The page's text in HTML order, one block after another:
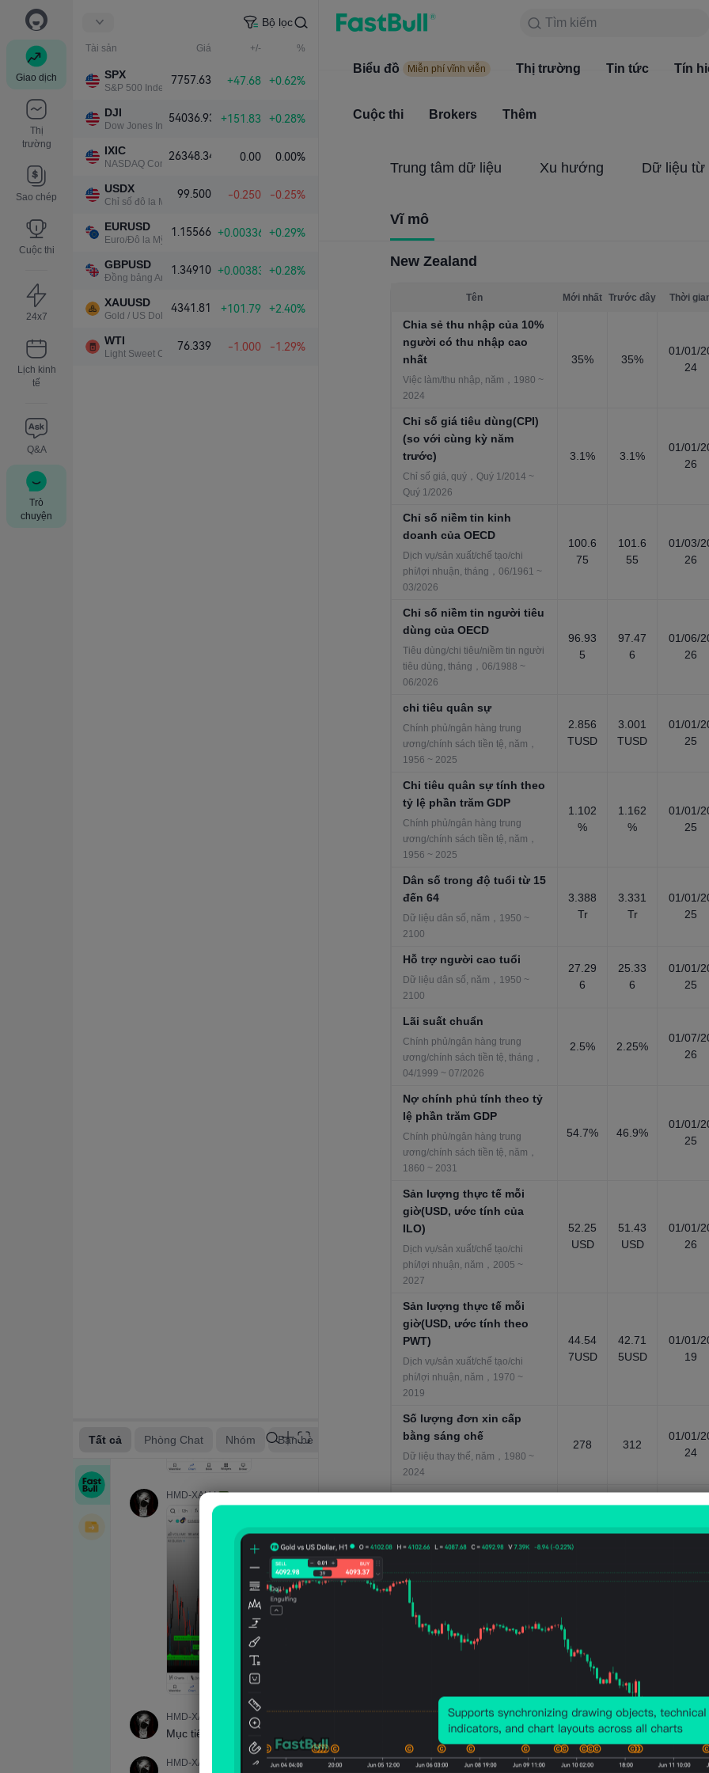
Giao dịch
Thị
trường
Sao chép
Cuộc thi
24x7
Lịch kinh
tế
Q&A
Trò
chuyện
Bộ lọc
Tài sản Giá +/- %
SPX
S&P 500 Index
7757.63 +47.68 +0.62%
DJI
Dow Jones Industrial Average
54036.93 +151.83 +0.28%
IXIC
NASDAQ Composite Index
26348.34 0.00 0.00%
USDX
Chỉ số đô la Mỹ
99.500 -0.250 -0.25%
EURUSD
Euro/Đô la Mỹ
1.15566 +0.00336 +0.29%
GBPUSD
Đồng bảng Anh/Đô la Mỹ
1.34910 +0.00383 +0.28%
XAUUSD
Gold / US Dollar
4341.81 +101.79 +2.40%
WTI
Light Sweet Crude Oil
76.339 -1.000 -1.29%
Tìm kiếm
Biểu đồ Miễn phí vĩnh viễn Thị trường
Tìm kiếm
Sản phẩm
Biểu đồ Miễn phí vĩnh viễn Thị trường Tin tức Tín
Cuộc thi Brokers Thêm
Trung tâm dữ liệu Xu hướng Dữ liệu từ
Vĩ mô
New Zealand
Tên Mới nhất Trước đây Thời
Chia sẻ thu nhập của 10%
người có thu nhập cao
nhất
Việc làm/thu nhập, năm，1980 ~
2024
35% 35%
01/01/
24
Chỉ số giá tiêu dùng(CPI)
(so với cùng kỳ năm
trước)
Chỉ số giá, quý，Quý 1/2014 ~
Quý 1/2026
3.1% 3.1%
01/01/
26
Chỉ số niềm tin kinh
doanh của OECD
Dịch vụ/sản xuất/chế tạo/chi
phí/lợi nhuận, tháng，06/1961 ~
03/2026
100.6
75
101.6
55
01/03/
26
Chỉ số niềm tin người tiêu
dùng của OECD
Tiêu dùng/chi tiêu/niềm tin người
tiêu dùng, tháng，06/1988 ~
06/2026
96.93
5
97.47
6
01/06/
26
chi tiêu quân sự
Chính phủ/ngân hàng trung
ương/chính sách tiền tệ, năm，
1956 ~ 2025
2.856
TUSD
3.001
TUSD
01/01/
25
Chi tiêu quân sự tính theo
tỷ lệ phần trăm GDP
Chính phủ/ngân hàng trung
ương/chính sách tiền tệ, năm，
1956 ~ 2025
1.102
%
1.162
%
01/01/
25
Dân số trong độ tuổi từ 15
đến 64
Dữ liệu dân số, năm，1950 ~
2100
3.388
Tr
3.331
Tr
01/01/
25
Hỗ trợ người cao tuổi
Dữ liệu dân số, năm，1950 ~
2100
27.29
6
25.33
6
01/01/
25
Lãi suất chuẩn
Chính phủ/ngân hàng trung
ương/chính sách tiền tệ, tháng，
04/1999 ~ 07/2026
2.5% 2.25%
01/07/
26
Nợ chính phủ tính theo tỷ
lệ phần trăm GDP
Chính phủ/ngân hàng trung
ương/chính sách tiền tệ, năm，
1860 ~ 2031
54.7% 46.9%
01/01/
25
Sản lượng thực tế mỗi
giờ(USD, ước tính của
ILO)
Dịch vụ/sản xuất/chế tạo/chi
phí/lợi nhuận, năm，2005 ~
2027
52.25
USD
51.43
USD
01/01/
26
Sản lượng thực tế mỗi
giờ(USD, ước tính theo
PWT)
Dịch vụ/sản xuất/chế tạo/chi
phí/lợi nhuận, năm，1970 ~
2019
44.54
7USD
42.71
5USD
01/01/
19
Số lượng đơn xin cấp
bằng sáng chế
Dữ liệu thay thế, năm，1980 ~
2024
278 312
01/01/
24
Chính phủ/ngân hàng trung
ương/chính sách tiền tệ, năm，
số
Dữ liệu dân số, năm，1950 ~
2100
5.252
Tr
5.132
Tr
25
Tổng sản phẩm quốc
nội(GDP)danh nghĩa(NSA,
USD, dự báo của IMF)
280.5
262.9
01/01/